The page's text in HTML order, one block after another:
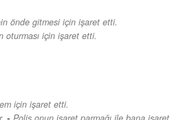
önde gitmesi için işaret etti.
oturması için işaret etti.
için işaret etti.
-